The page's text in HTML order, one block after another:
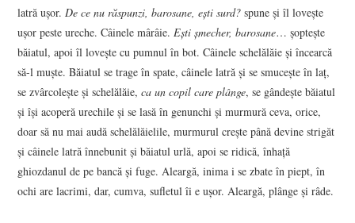
latră uşor.De ce nu răspunzi, barosane, eşti surd? spune şi îl loveşte
uşor peste ureche. Câinele mârâie.Eşti şmecher, barosane… şopteşte
băiatul, apoi îl loveşte cu pumnul în bot. Câinele schelălăie şi încearcă
să-l muşte. Băiatul se trage în spate, câinele latră şi se smuceşte în laţ,
se zvârcoleşte şi schelălăie,ca un copil care plânge, se gândeşte băiatul
şi îşi acoperă urechile şi se lasă în genunchi şi murmură ceva, orice,
doar să nu mai audă schelălăielile, murmurul creşte până devine strigăt
şi câinele latră înnebunit şi băiatul urlă, apoi se ridică, înhaţă
ghiozdanul de pe bancă şi fuge. Aleargă, inima i se zbate în piept, în
ochi are lacrimi, dar, cumva, sufletul îi e uşor. Aleargă, plânge şi râde.